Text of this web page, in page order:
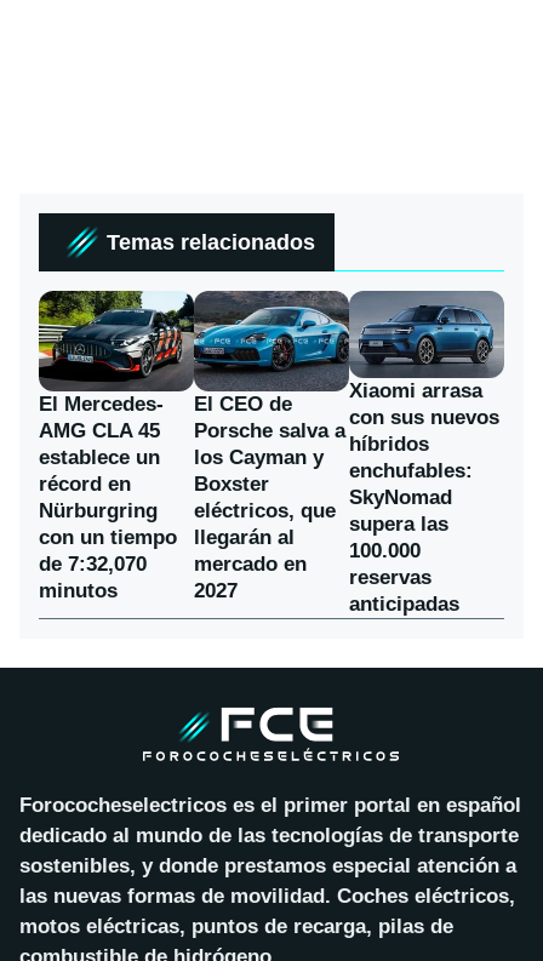
Temas relacionados
El Mercedes-
AMG CLA 45
establece un
récord en
Nürburgring
con un tiempo
de 7:32,070
minutos
El CEO de
Porsche salva a
los Cayman y
Boxster
eléctricos, que
llegarán al
mercado en
2027
Xiaomi arrasa
con sus nuevos
híbridos
enchufables:
SkyNomad
supera las
100.000
reservas
anticipadas
Forococheselectricos es el primer portal en español
dedicado al mundo de las tecnologías de transporte
sostenibles, y donde prestamos especial atención a
las nuevas formas de movilidad. Coches eléctricos,
motos eléctricas, puntos de recarga, pilas de